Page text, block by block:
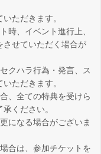
ただきます。
時、イベント進行上、
させていただく場合が
クハラ行為・発言、ス
ただきます。
、全ての特典を受けら
ください。
になる場合がございま
合は、参加チケットを